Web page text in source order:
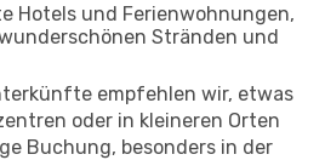
Hotels und Ferienwohnungen,
Stränden und
empfehlen wir, etwas
oder in kleineren Orten
Buchung, besonders in der